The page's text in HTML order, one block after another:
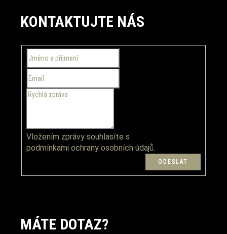
KONTAKTUJTE NÁS
Vložením zprávy souhlasíte s
podmínkami ochrany osobních údajů.
MÁTE DOTAZ?